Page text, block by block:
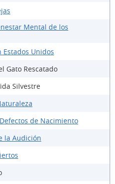
Mental de los
Estados Unidos
Gato Rescatado
Silvestre
de Nacimiento
la Audición